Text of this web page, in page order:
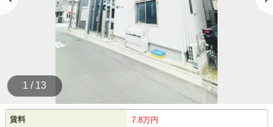
1 / 13
賃料 7.8万円